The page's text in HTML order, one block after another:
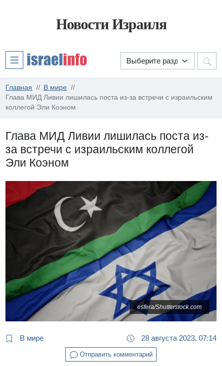
Новости Израиля
Главная
В мире
Глава МИД Ливии лишилась поста из-за встречи с израильским
коллегой Эли Коэном
Глава МИД Ливии лишилась поста из-
за встречи с израильским коллегой
Эли Коэном
esfera/Shutterstock.com
В мире 28 августа 2023, 07:14
Отправить комментарий